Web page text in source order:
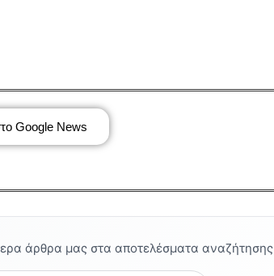
Google News
άρθρα μας στα αποτελέσματα αναζήτησης